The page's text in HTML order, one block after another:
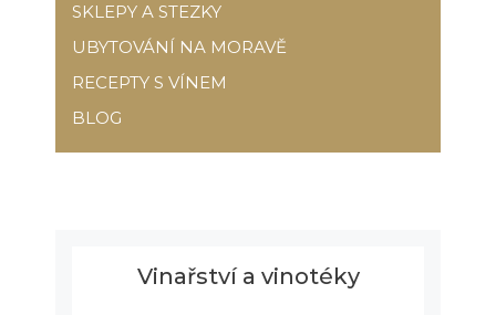
SKLEPY A STEZKY
UBYTOVÁNÍ NA MORAVĚ
RECEPTY S VÍNEM
BLOG
Vinařství a vinotéky